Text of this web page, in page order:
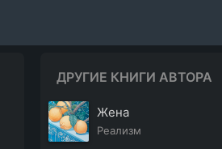
ДРУГИЕ КНИГИ АВТОРА
Жена
Реализм